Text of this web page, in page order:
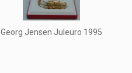
Georg Jensen Juleuro 1995